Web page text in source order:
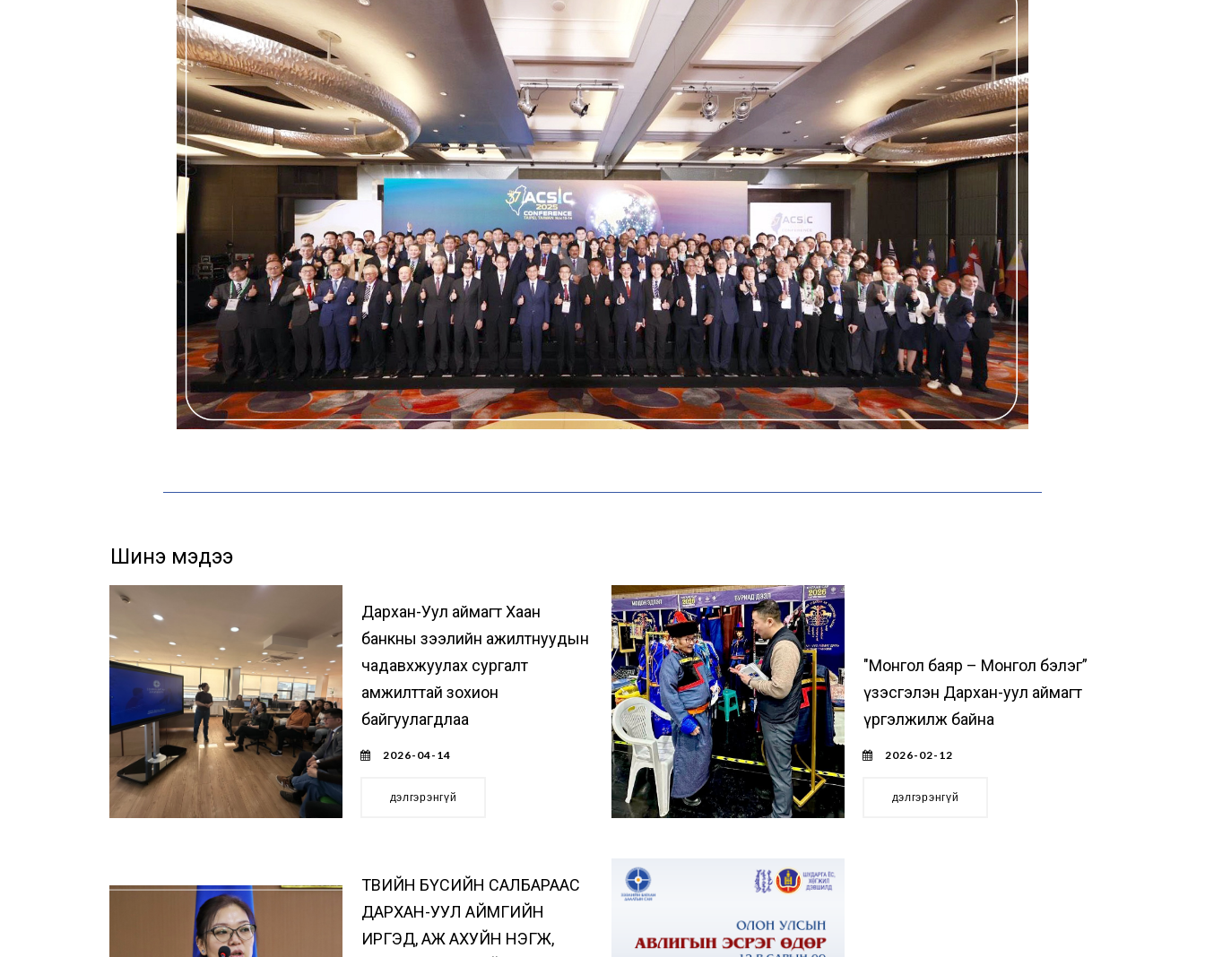
Шинэ мэдээ
Дархан-Уул аймагт Хаан
банкны зээлийн ажилтнуудын
чадавхжуулах сургалт
амжилттай зохион
байгуулагдлаа
2026-04-14
дэлгэрэнгүй
"Монгол баяр – Монгол бэлэг”
үзэсгэлэн Дархан-уул аймагт
үргэлжилж байна
2026-02-12
дэлгэрэнгүй
ТӨВИЙН БҮСИЙН САЛБАРААС
ДАРХАН-УУЛ АЙМГИЙН
ИРГЭД, АЖ АХУЙН НЭГЖ,